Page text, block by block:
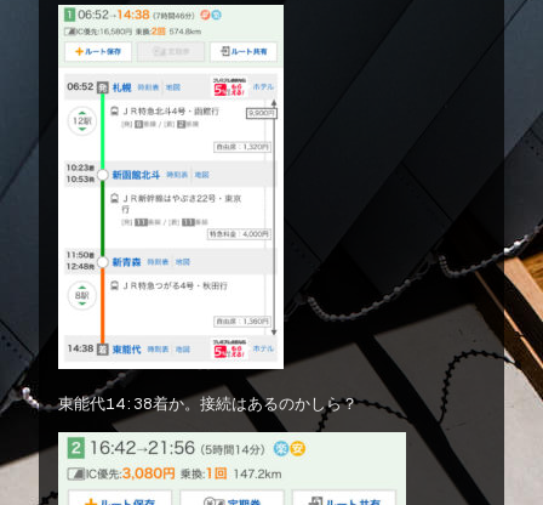
東能代14:38着か。接続はあるのかしら？